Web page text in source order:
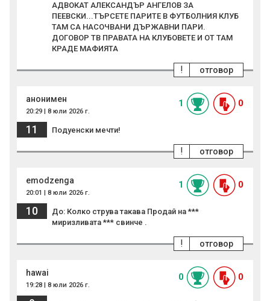
АДВОКАТ АЛЕКСАНДЪР АНГЕЛОВ ЗА
ПЕЕВСКИ...ТЪРСЕТЕ ПАРИТЕ В ФУТБОЛНИЯ КЛУБ
ТАМ СА НАСОЧВАНИ ДЪРЖАВНИ ПАРИ.
ДОГОВОР ТВ ПРАВАТА НА КЛУБОВЕТЕ И ОТ ТАМ
КРАДЕ МАФИЯТА
отговор
!
анонимен
20:29 | 8 юли 2026 г.
1 0
11 Подуенски мечти!
отговор
!
emodzenga
20:01 | 8 юли 2026 г.
1 0
10
До: Колко струва такава Продай на ***
миризливата *** свинче .
отговор
!
hawai
19:28 | 8 юли 2026 г.
0 0